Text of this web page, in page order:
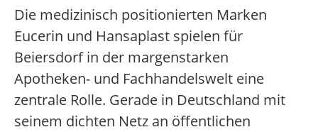
Die medizinisch positionierten Marken
Eucerin und Hansaplast spielen für
Beiersdorf in der margenstarken
Apotheken- und Fachhandelswelt eine
zentrale Rolle. Gerade in Deutschland mit
seinem dichten Netz an öffentlichen